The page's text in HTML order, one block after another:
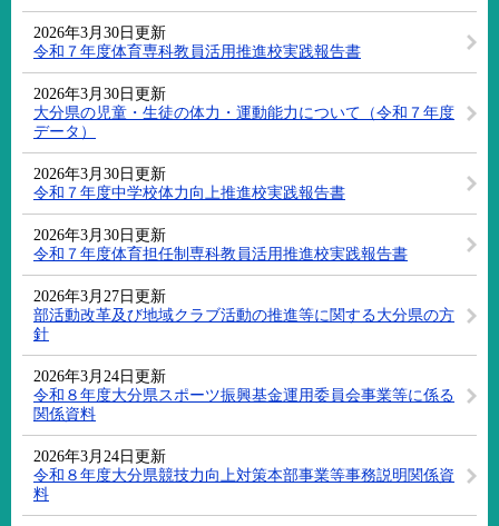
2026年3月30日更新
令和７年度体育専科教員活用推進校実践報告書
2026年3月30日更新
大分県の児童・生徒の体力・運動能力について（令和７年度
データ）
2026年3月30日更新
令和７年度中学校体力向上推進校実践報告書
2026年3月30日更新
令和７年度体育担任制専科教員活用推進校実践報告書
2026年3月27日更新
部活動改革及び地域クラブ活動の推進等に関する大分県の方
針
2026年3月24日更新
令和８年度大分県スポーツ振興基金運用委員会事業等に係る
関係資料
2026年3月24日更新
令和８年度大分県競技力向上対策本部事業等事務説明関係資
料